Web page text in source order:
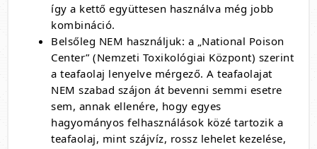
így a kettő együttesen használva még jobb
kombináció.
Belsőleg NEM használjuk: a „National Poison
Center” (Nemzeti Toxikológiai Központ) szerint
a teafaolaj lenyelve mérgező. A teafaolajat
NEM szabad szájon át bevenni semmi esetre
sem, annak ellenére, hogy egyes
hagyományos felhasználások közé tartozik a
teafaolaj, mint szájvíz, rossz lehelet kezelése,